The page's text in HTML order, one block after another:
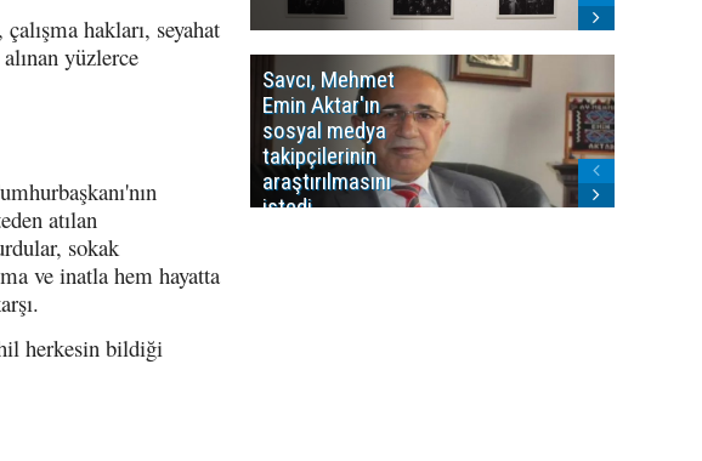
hakları, seyahat
yüzlerce
atılan
sokak
ve inatla hem hayatta
herkesin bildiği
Savcı, Mehmet
Emin Aktar'ın
sosyal medya
takipçilerinin
araştırılmasını
istedi